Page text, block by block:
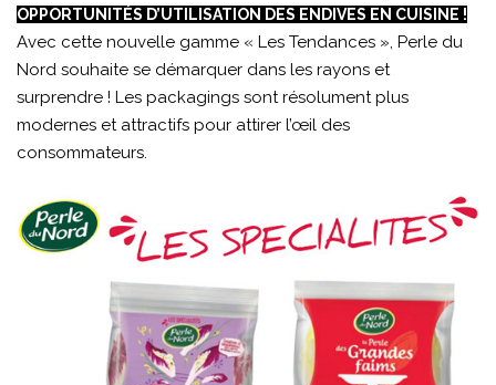
OPPORTUNITÉS D’UTILISATION DES ENDIVES EN CUISINE !
Avec cette nouvelle gamme « Les Tendances », Perle du
Nord souhaite se démarquer dans les rayons et
surprendre ! Les packagings sont résolument plus
modernes et attractifs pour attirer l’œil des
consommateurs.